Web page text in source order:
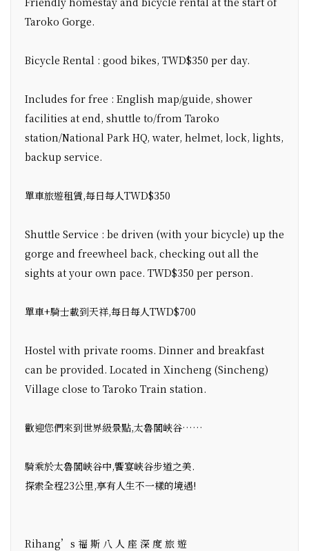
Taroko Gorge.
Bicycle Rental : good bikes, TWD$350 per day.
Includes for free : English map/guide, shower
facilities at end, shuttle to/from Taroko
station/National Park HQ, water, helmet, lock, lights,
backup service.
單車旅遊租賃,每日每人TWD$350
Shuttle Service : be driven (with your bicycle) up the
gorge and freewheel back, checking out all the
sights at your own pace. TWD$350 per person.
單車+騎士載到天祥,每日每人TWD$700
Hostel with private rooms. Dinner and breakfast
can be provided. Located in Xincheng (Sincheng)
Village close to Taroko Train station.
歡迎您們來到世界級景點,太魯閣峽谷……
騎乘於太魯閣峽谷中,饗宴峽谷步道之美.
探索全程23公里,享有人生不一樣的境遇!
Rihang’s 福 斯 八 人 座 深 度 旅 遊